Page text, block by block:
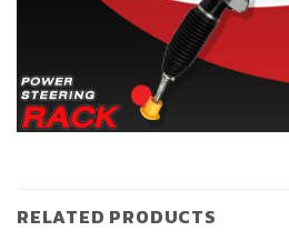
RELATED PRODUCTS